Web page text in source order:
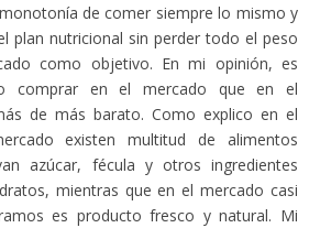
de comer siempre lo mismo y
plan nutricional sin perder todo el peso
como objetivo. En mi opinión, es
comprar en el mercado que en el
de más barato. Como explico en el
existen multitud de alimentos
azúcar, fécula y otros ingredientes
mientras que en el mercado casi
es producto fresco y natural. Mi